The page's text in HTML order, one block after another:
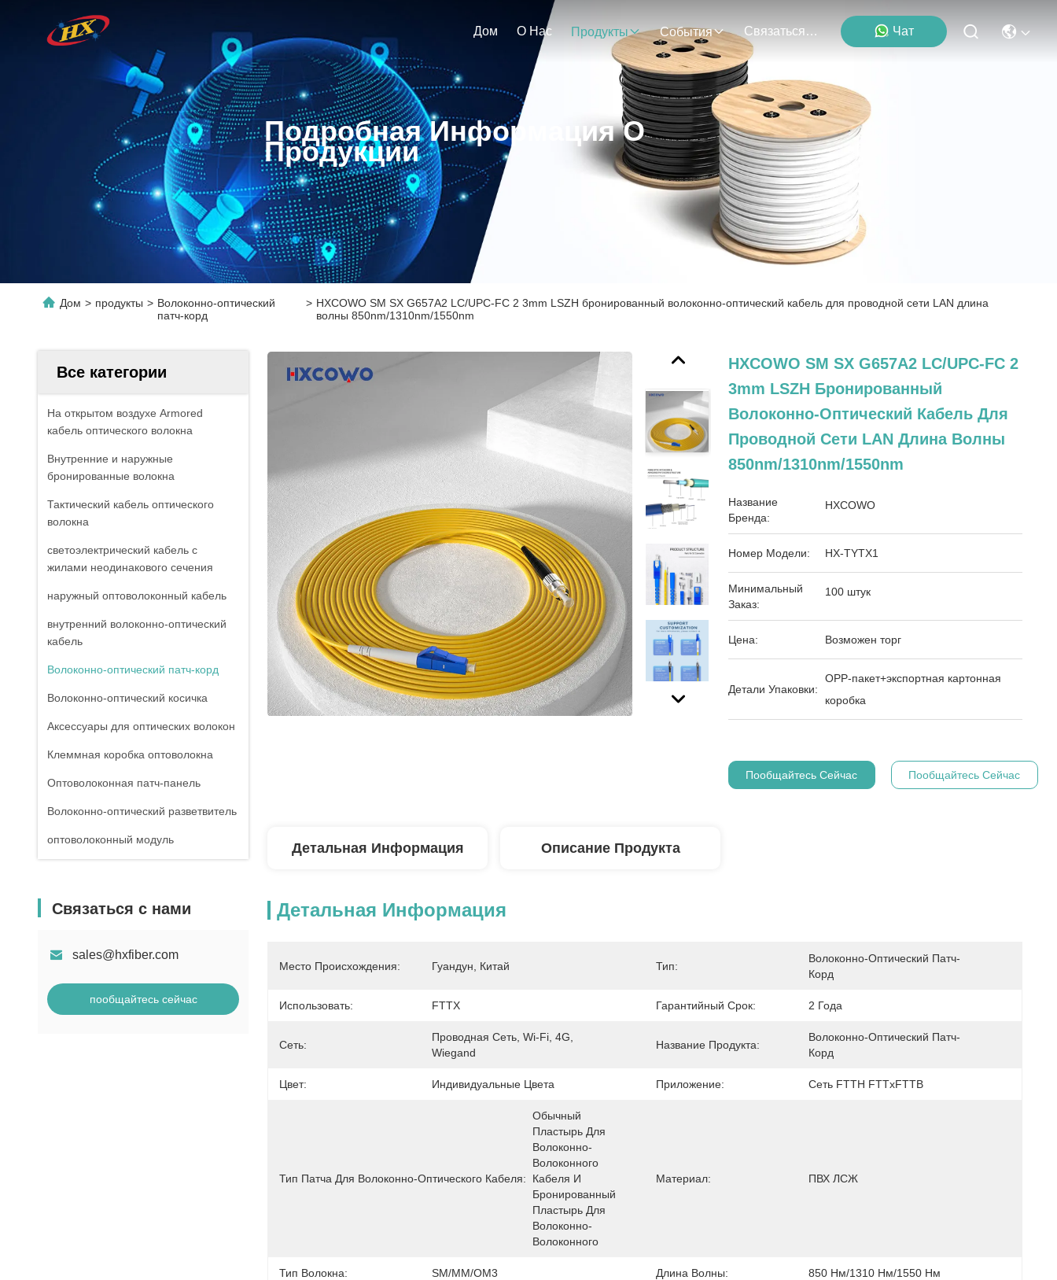
Дом О Нас Продукты События Связаться С Нами Чат
Подробная Информация О
Продукции
Дом > продукты > Волоконно-оптический
патч-корд
> HXCOWO SM SX G657A2 LC/UPC-FC 2 3mm LSZH бронированный волоконно-оптический кабель для проводной сети LAN длина
волны 850nm/1310nm/1550nm
Все категории
На открытом воздухе Armored
кабель оптического волокна
Внутренние и наружные
бронированные волокна
Тактический кабель оптического
волокна
светоэлектрический кабель с
жилами неодинакового сечения
наружный оптоволоконный кабель
внутренний волоконно-оптический
кабель
Волоконно-оптический патч-корд
Волоконно-оптический косичка
Аксессуары для оптических волокон
Клеммная коробка оптоволокна
Оптоволоконная патч-панель
Волоконно-оптический разветвитель
оптоволоконный модуль
Связаться с нами
sales@hxfiber.com
пообщайтесь сейчас
HXCOWO SM SX G657A2 LC/UPC-FC 2
3mm LSZH Бронированный
Волоконно-Оптический Кабель Для
Проводной Сети LAN Длина Волны
850nm/1310nm/1550nm
Название
Бренда:
HXCOWO
Номер Модели: HX-TYTX1
Минимальный
Заказ:
100 штук
Цена: Возможен торг
Детали Упаковки:
OPP-пакет+экспортная картонная
коробка
Пообщайтесь Сейчас Пообщайтесь Сейчас
Детальная Информация Описание Продукта
Детальная Информация
Место Происхождения: Гуандун, Китай Тип:
Волоконно-Оптический Патч-
Корд
Использовать: FTTX Гарантийный Срок: 2 Года
Сеть:
Проводная Сеть, Wi-Fi, 4G,
Wiegand
Название Продукта:
Волоконно-Оптический Патч-
Корд
Цвет: Индивидуальные Цвета Приложение: Сеть FTTH FTTxFTTB
Тип Патча Для Волоконно-Оптического Кабеля:
Обычный
Пластырь Для
Волоконно-
Волоконного
Кабеля И
Бронированный
Пластырь Для
Волоконно-
Волоконного
Материал: ПВХ ЛСЖ
Тип Волокна: SM/MM/OM3 Длина Волны: 850 Нм/1310 Нм/1550 Нм